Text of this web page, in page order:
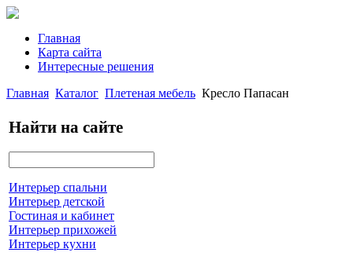
Главная
Карта сайта
Интересные решения
Главная Каталог Плетеная мебель Кресло Папасан
Найти на сайте
Интерьер спальни
Интерьер детской
Гостиная и кабинет
Интерьер прихожей
Интерьер кухни